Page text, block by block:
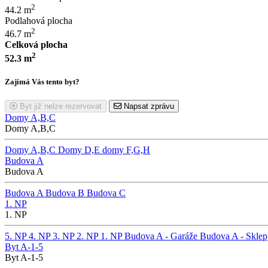
44.2 m2
Podlahová plocha
46.7 m2
Celková plocha
52.3 m2
Zajímá Vás tento byt?
Byt již nelze rezervovat Napsat zprávu
Domy A,B,C
Domy A,B,C
Domy A,B,C Domy D,E domy F,G,H
Budova A
Budova A
Budova A Budova B Budova C
1. NP
1. NP
5. NP4. NP3. NP 2. NP 1. NPBudova A - Garáže Budova A -
Byt A-1-5
Byt A-1-5